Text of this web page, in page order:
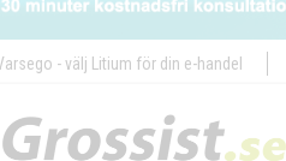
- välj Litium för din e-handel